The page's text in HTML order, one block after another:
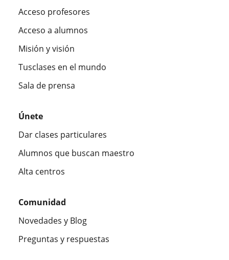
Acceso profesores
Acceso a alumnos
Misión y visión
Tusclases en el mundo
Sala de prensa
Únete
Dar clases particulares
Alumnos que buscan maestro
Alta centros
Comunidad
Novedades y Blog
Preguntas y respuestas